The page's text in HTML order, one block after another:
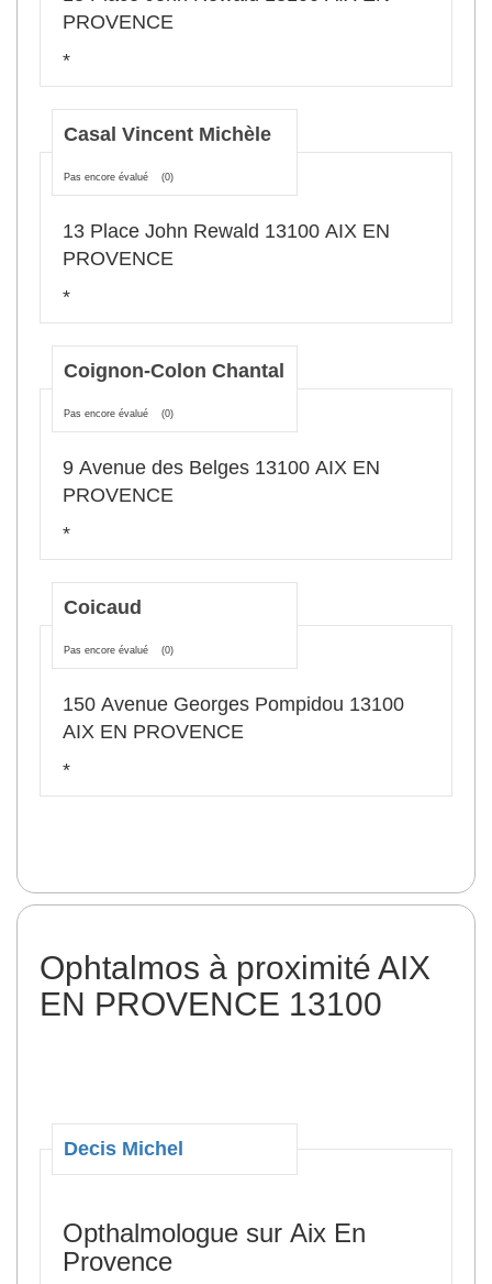
PROVENCE
*
Casal Vincent Michèle
Pas encore évalué (0)
13 Place John Rewald 13100 AIX EN
PROVENCE
*
Coignon-Colon Chantal
Pas encore évalué (0)
9 Avenue des Belges 13100 AIX EN
PROVENCE
*
Coicaud
Pas encore évalué (0)
150 Avenue Georges Pompidou 13100
AIX EN PROVENCE
*
Ophtalmos à proximité AIX
EN PROVENCE 13100
Decis Michel
Opthalmologue sur Aix En
Provence